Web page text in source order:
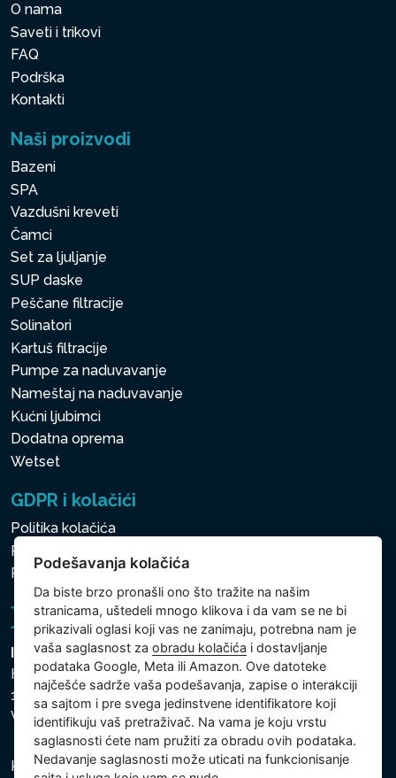
O nama
Saveti i trikovi
FAQ
Podrška
Kontakti
Naši proizvodi
Bazeni
SPA
Vazdušni kreveti
Čamci
Set za ljuljanje
SUP daske
Peščane filtracije
Solinatori
Kartuš filtracije
Pumpe za naduvavanje
Nameštaj na naduvavanje
Kućni ljubimci
Dodatna oprema
Wetset
GDPR i kolačići
Politika kolačića
Politika zaštite ličnih i drugih obrađivanih podataka
Politika kolačića
Intex Trading, s.r.o.
Hradecká 2526/3
130 00 Praha 3
Vinohrady - Česká republika
Kompanija je registrovana u Opštinskom sudu u Pragu,
Podešavanja kolačića
Da biste brzo pronašli ono što tražite na našim
stranicama, uštedeli mnogo klikova i da vam se ne bi
prikazivali oglasi koji vas ne zanimaju, potrebna nam je
vaša saglasnost zaobradu kolačića i dostavljanje
podataka Google, Meta ili Amazon. Ove datoteke
najčešće sadrže vaša podešavanja, zapise o interakciji
sa sajtom i pre svega jedinstvene identifikatore koji
identifikuju vaš pretraživač. Na vama je koju vrstu
saglasnosti ćete nam pružiti za obradu ovih podataka.
Nedavanje saglasnosti može uticati na funkcionisanje